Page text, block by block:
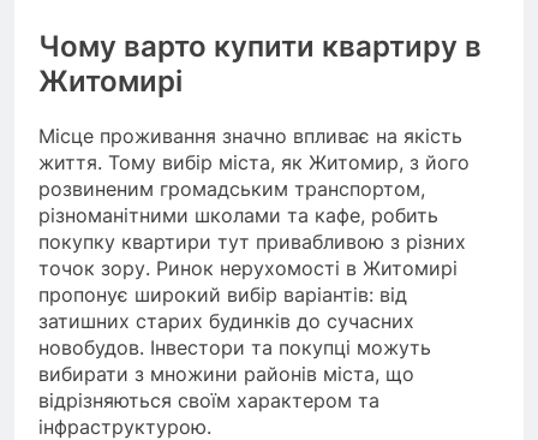
Чому варто купити квартиру в
Житомирі
Місце проживання значно впливає на якість
життя. Тому вибір міста, як Житомир, з його
розвиненим громадським транспортом,
різноманітними школами та кафе, робить
покупку квартири тут привабливою з різних
точок зору. Ринок нерухомості в Житомирі
пропонує широкий вибір варіантів: від
затишних старих будинків до сучасних
новобудов. Інвестори та покупці можуть
вибирати з множини районів міста, що
відрізняються своїм характером та
інфраструктурою.